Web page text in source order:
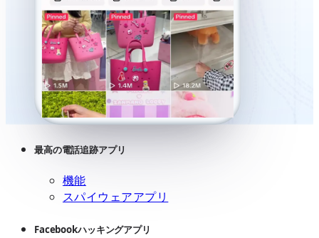
最高の電話追跡アプリ
機能
スパイウェアアプリ
Facebookハッキングアプリ